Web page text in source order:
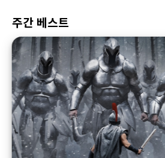
주간 베스트